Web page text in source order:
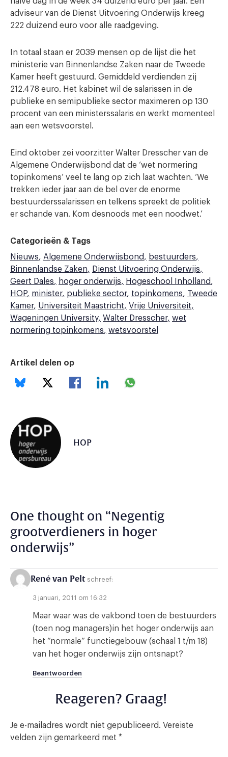
adviseur van de Dienst Uitvoering Onderwijs kreeg
222 duizend euro voor alle raadgeving.
In totaal staan er 2039 mensen op de lijst die het
ministerie van Binnenlandse Zaken naar de Tweede
Kamer heeft gestuurd. Gemiddeld verdienden zij
212.478 euro. Het kabinet wil de salarissen in de
publieke en semipublieke sector maximeren op 130
procent van een ministerssalaris en werkt momenteel
aan een wetsvoorstel.
Eind oktober zei voorzitter Walter Dresscher van de
Algemene Onderwijsbond dat de ‘wet normering
topinkomens’ veel te lang op zich laat wachten. ‘We
trekken ieder jaar aan de bel over de enorme
bestuurderssalarissen en telkens spreekt de politiek
er schande van. Kom desnoods met een noodwet.’
Categorieën & Tags
Nieuws
Algemene Onderwijsbond
bestuurders
Binnenlandse Zaken
Dienst Uitvoering Onderwijs
Geert Dales
hoger onderwijs
Hogeschool Inholland
HOP
minister publieke sector topinkomens
Tweede
Kamer
Universiteit Maastricht
Vrije Universiteit
Wageningen University
Walter Dresscher wet
normering topinkomens
wetsvoorstel
Artikel delen op
HOP
One thought on “Negentig
grootverdieners in hoger
onderwijs”
René van Pelt schreef:
3 januari, 2011 om 16:32
Maar waar was de vakbond toen de bestuurders
(toen nog managers)in het hoger onderwijs aan
het “normale” functiegebouw (schaal 1 t/m 18)
van het hoger onderwijs zijn ontsnapt?
Beantwoorden
Reageren? Graag!
Je e-mailadres wordt niet gepubliceerd. Vereiste
velden zijn gemarkeerd met *